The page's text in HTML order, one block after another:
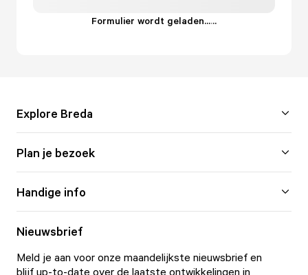
Formulier wordt geladen......
Explore Breda
Plan je bezoek
Handige info
Nieuwsbrief
Meld je aan voor onze maandelijkste nieuwsbrief en
blijf up-to-date over de laatste ontwikkelingen in